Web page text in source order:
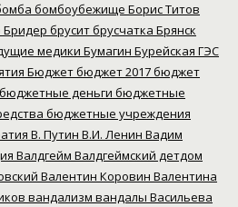
бомбоубежище Борис Титов
Бридер бруситбрусчатка Брянск
медики Бумагин Бурейская ГЭС
Бюджетбюджет 2017бюджет
бюджетные деньги бюджетные
бюджетные учреждения
В. Путин В.И. Ленин Вадим
Валдгейм Валдгеймский детдом
Валентин Коровин Валентина
вандализм вандалы Васильева